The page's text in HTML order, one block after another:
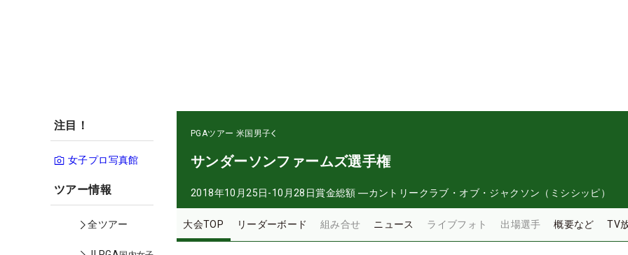
注目！
女子プロ写真館
ツアー情報
全ツアー
PGAツアー 米国男子
サンダーソンファームズ選手権
2018年10月25日-10月28日賞金総額 ―カントリークラブ・オブ・ジャクソン（ミシシッピ）
大会TOP リーダーボード 組み合せ ニュース ライブフォト 出場選手 概要など TV